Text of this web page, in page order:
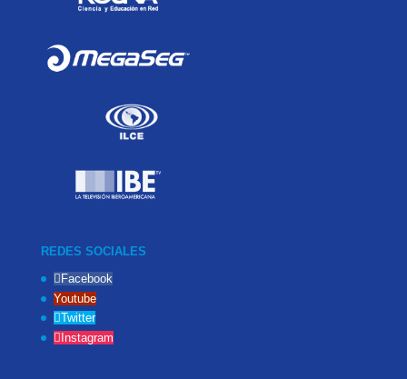
REDES SOCIALES
Facebook
Youtube
Twitter
Instagram